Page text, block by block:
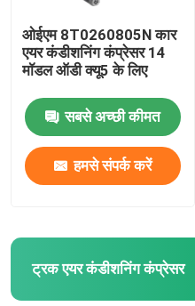
ओईएम 8T0260805N कार
एयर कंडीशनिंग कंप्रेसर 14
मॉडल ऑडी क्यू5 के लिए
सबसे अच्छी कीमत
हमसे संपर्क करें
ट्रक एयर कंडीशनिंग कंप्रेसर